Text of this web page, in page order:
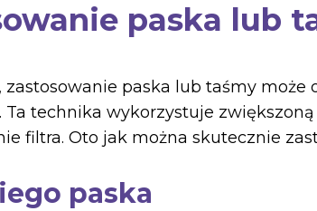
paska lub
paska lub taśmy może
technika wykorzystuje
filtra. Oto jak można skutecznie
paska